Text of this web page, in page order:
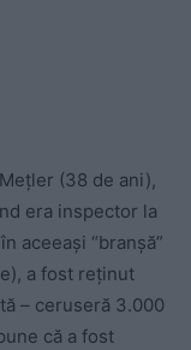
(38 de ani),
era inspector la
aceeași “branșă”
a fost reținut
– ceruseră 3.000
că a fost